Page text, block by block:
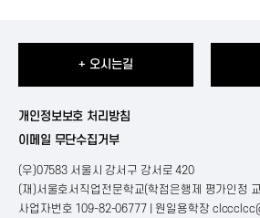
+ 오시는길
개인정보보호 처리방침
이메일 무단수집거부
(우)07583 서울시 강서구 강서로 420
(재)서울호서직업전문학교(학점은행제 평가인정
사업자번호 109-82-06777 | 원일용학장